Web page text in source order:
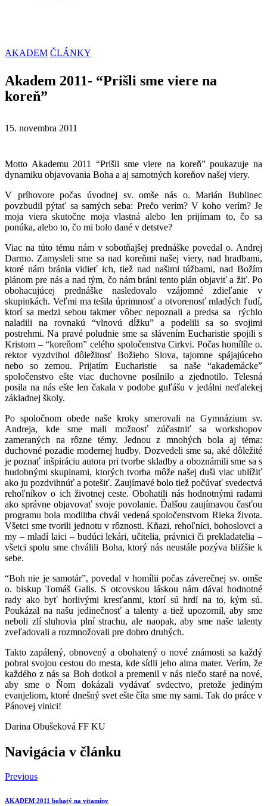
AKADEM ČLÁNKY
Akadem 2011- “Prišli sme viere na
koreň”
15. novembra 2011
Motto Akademu 2011 “Prišli sme viere na koreň” poukazuje na
dynamiku objavovania Boha a aj samotných koreňov našej viery.
V príhovore počas úvodnej sv. omše nás o. Marián Bublinec
povzbudil pýtať sa samých seba: Prečo verím? V koho verím? Je
moja viera skutočne moja vlastná alebo len prijímam to, čo sa
ponúka, alebo to, čo mi bolo dané v detstve?
Viac na túto tému nám v sobotňajšej prednáške povedal o. Andrej
Darmo. Zamysleli sme sa nad koreňmi našej viery, nad hradbami,
ktoré nám bránia vidieť ich, tiež nad našimi túžbami, nad Božím
plánom pre nás a nad tým, čo nám bráni tento plán objaviť a žiť. Po
obohacujúcej prednáške nasledovalo vzájomné zdieľanie v
skupinkách. Veľmi ma tešila úprimnosť a otvorenosť mladých ľudí,
ktorí sa medzi sebou takmer vôbec nepoznali a predsa sa rýchlo
naladili na rovnakú “vlnovú dĺžku” a podelili sa so svojimi
postrehmi. Na pravé poludnie sme sa slávením Eucharistie spojili s
Kristom – “koreňom” celého spoločenstva Cirkvi. Počas homílíle o.
rektor vyzdvihol dôležitosť Božieho Slova, tajomne spájajúceho
nebo so zemou. Prijatím Eucharistie sa naše “akademácke”
spoločenstvo ešte viac duchovne posilnilo a zjednotilo. Telesná
posila na nás ešte len čakala v podobe guľášu v jedálni neďalekej
základnej školy.
Po spoločnom obede naše kroky smerovali na Gymnázium sv.
Andreja, kde sme mali možnosť zúčastniť sa workshopov
zameraných na rôzne témy. Jednou z mnohých bola aj téma:
duchovné pozadie modernej hudby. Dozvedeli sme sa, aké dôležité
je poznať inšpiráciu autora pri tvorbe skladby a oboznámili sme sa s
hudobnými skupinami, ktorých tvorba môže našej duši viac ublížiť
ako ju pozdvihnúť a potešiť. Zaujímavé bolo tiež počúvať svedectvá
rehoľníkov o ich životnej ceste. Obohatili nás hodnotnými radami
ako správne objavovať svoje povolanie. Ďalšou zaujímavou časťou
programu bola modlitba chvál vedená spoločenstvom Rieka života.
Všetci sme tvorili jednotu v rôznosti. Kňazi, rehoľníci, bohoslovci a
my – mladí laici – budúci lekári, učitelia, právnici či prekladatelia –
všetci spolu sme chválili Boha, ktorý nás neustále pozýva bližšie k
sebe.
“Boh nie je samotár”, povedal v homílii počas záverečnej sv. omše
o. biskup Tomáš Galis. S otcovskou láskou nám dával hodnotné
rady ako byť horlivými kresťanmi, ktorí sú hrdí na to, kým sú.
Poukázal na našu jedinečnosť a talenty a tiež upozornil, aby sme
neboli zlí sluhovia plní strachu, ale naopak, aby sme naše talenty
zveľadovali a rozmnožovali pre dobro druhých.
Takto zapálený, obnovený a obohatený o nové známosti sa každý
pobral svojou cestou do mesta, kde sídli jeho alma mater. Verím, že
každého z nás sa Boh dotkol a premenil v nás niečo staré na nové,
aby sme o Ňom dokázali vydávať svdectvo, pretože jediným
evanjeliom, ktoré dnešný svet ešte číta sme my sami. Tak do práce v
Pánovej vinici!
Darina Obušeková FF KU
Navigácia v článku
Previous
AKADEM 2011 bohatý na vitamíny